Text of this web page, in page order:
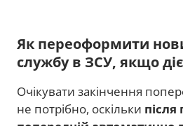
Як переоформити
службу в ЗСУ, якщо
Очікувати закінчення
не потрібно, оскільки після